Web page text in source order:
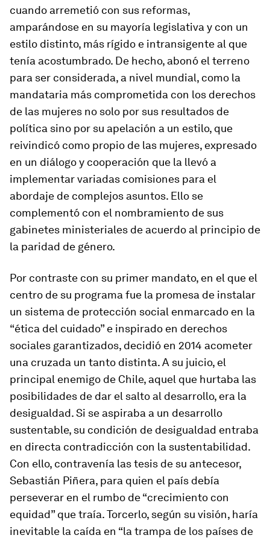
cuando arremetió con sus reformas,
amparándose en su mayoría legislativa y con un
estilo distinto, más rígido e intransigente al que
tenía acostumbrado. De hecho, abonó el terreno
para ser considerada, a nivel mundial, como la
mandataria más comprometida con los derechos
de las mujeres no solo por sus resultados de
política sino por su apelación a un estilo, que
reivindicó como propio de las mujeres, expresado
en un diálogo y cooperación que la llevó a
implementar variadas comisiones para el
abordaje de complejos asuntos. Ello se
complementó con el nombramiento de sus
gabinetes ministeriales de acuerdo al principio de
la paridad de género.
Por contraste con su primer mandato, en el que el
centro de su programa fue la promesa de instalar
un sistema de protección social enmarcado en la
“ética del cuidado” e inspirado en derechos
sociales garantizados, decidió en 2014 acometer
una cruzada un tanto distinta. A su juicio, el
principal enemigo de Chile, aquel que hurtaba las
posibilidades de dar el salto al desarrollo, era la
desigualdad. Si se aspiraba a un desarrollo
sustentable, su condición de desigualdad entraba
en directa contradicción con la sustentabilidad.
Con ello, contravenía las tesis de su antecesor,
Sebastián Piñera, para quien el país debía
perseverar en el rumbo de “crecimiento con
equidad” que traía. Torcerlo, según su visión, haría
inevitable la caída en “la trampa de los países de